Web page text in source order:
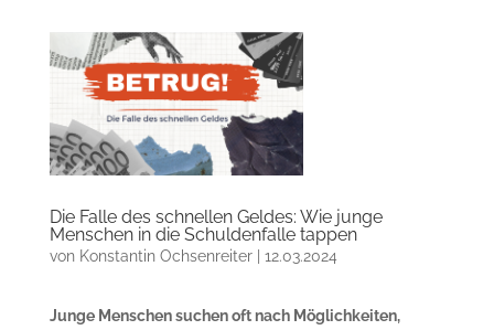
Die Falle des schnellen Geldes: Wie junge
Menschen in die Schuldenfalle tappen
von Konstantin Ochsenreiter| 12.03.2024
Junge Menschen suchen oft nach Möglichkeiten,